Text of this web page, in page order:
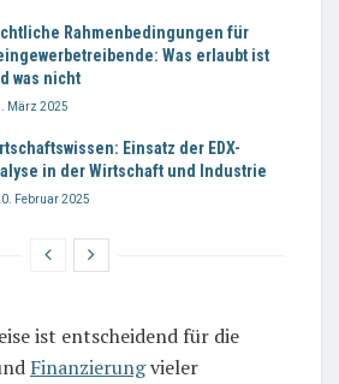
Rahmenbedingungen für
Was erlaubt ist
was nicht
März 2025
Einsatz der EDX-
in der Wirtschaft und Industrie
Februar 2025
ist entscheidend für die
Finanzierungvieler